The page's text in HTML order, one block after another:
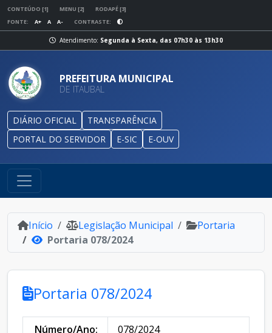
CONTEÚDO [1] MENU [2]
RODAPÉ [3]
FONTE:
A+ A A- CONTRASTE:
Atendimento: Segunda à Sexta, das 07h30 às 13h30
PREFEITURA MUNICIPAL
DE ITAUBAL
DIÁRIO OFICIAL
TRANSPARÊNCIA
PORTAL DO SERVIDOR
E-SIC E-OUV
Início Legislação Municipal
Portaria
Portaria 078/2024
Portaria 078/2024
Número/Ano:
078/2024